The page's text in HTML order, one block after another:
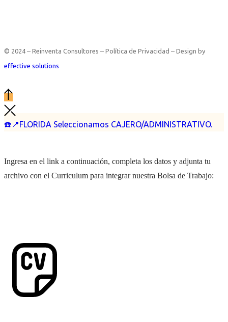
☎️📍FLORIDA Seleccionamos CAJERO/ADMINISTRATIVO.
© 2024 – Reinventa Consultores – Política de Privacidad – Design by
effective solutions
Ingresa en el link a continuación, completa los datos y adjunta tu
archivo con el Curriculum para integrar nuestra Bolsa de Trabajo: